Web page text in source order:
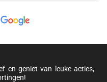
en geniet van leuke acties,